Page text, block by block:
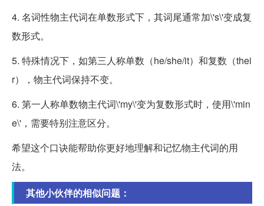
4. 名词性物主代词在单数形式下，其词尾通常加\'s\'变成复
数形式。
5. 特殊情况下，如第三人称单数（he/she/it）和复数（thei
r），物主代词保持不变。
6. 第一人称单数物主代词\'my\'变为复数形式时，使用\'min
e\'，需要特别注意区分。
希望这个口诀能帮助你更好地理解和记忆物主代词的用
法。
其他小伙伴的相似问题：